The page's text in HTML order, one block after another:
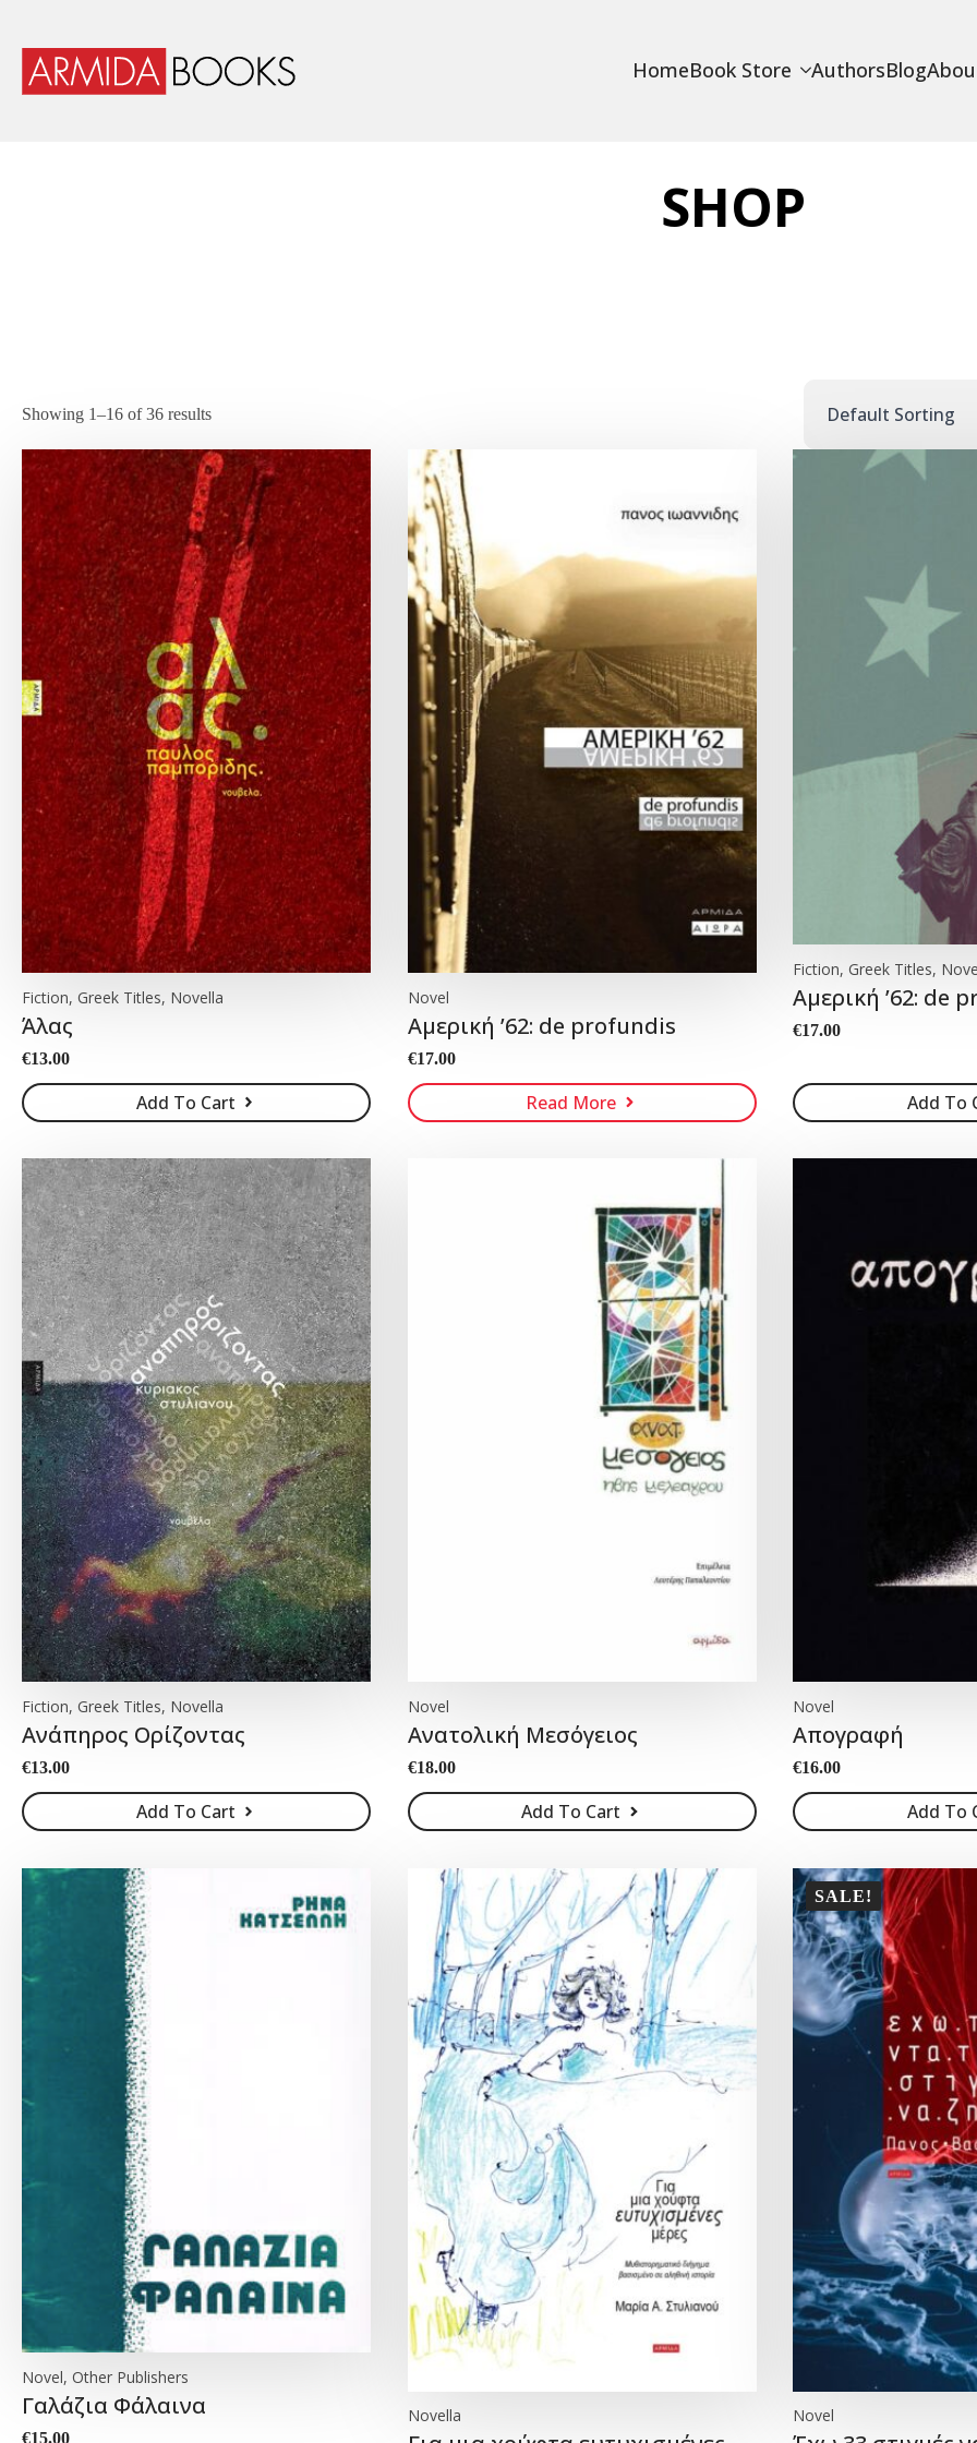
HomeBook Store AuthorsBlog
SHOP
Showing 1–16 of 36 results
Fiction, Greek Titles, Novella
Άλας
€13.00
Add To Cart
Novel
Αμερική ’62: de profundis
€17.00
Read More
Fiction, Greek Titles,
Αμερική ’62: de
€17.00
Add To
Fiction, Greek Titles, Novella
Ανάπηρος Ορίζοντας
€13.00
Add To Cart
Novel
Ανατολική Μεσόγειος
€18.00
Add To Cart
Novel
Απογραφή
€16.00
Add To
Novel, Other Publishers
Γαλάζια Φάλαινα
€15.00
Novella
SALE!
Novel